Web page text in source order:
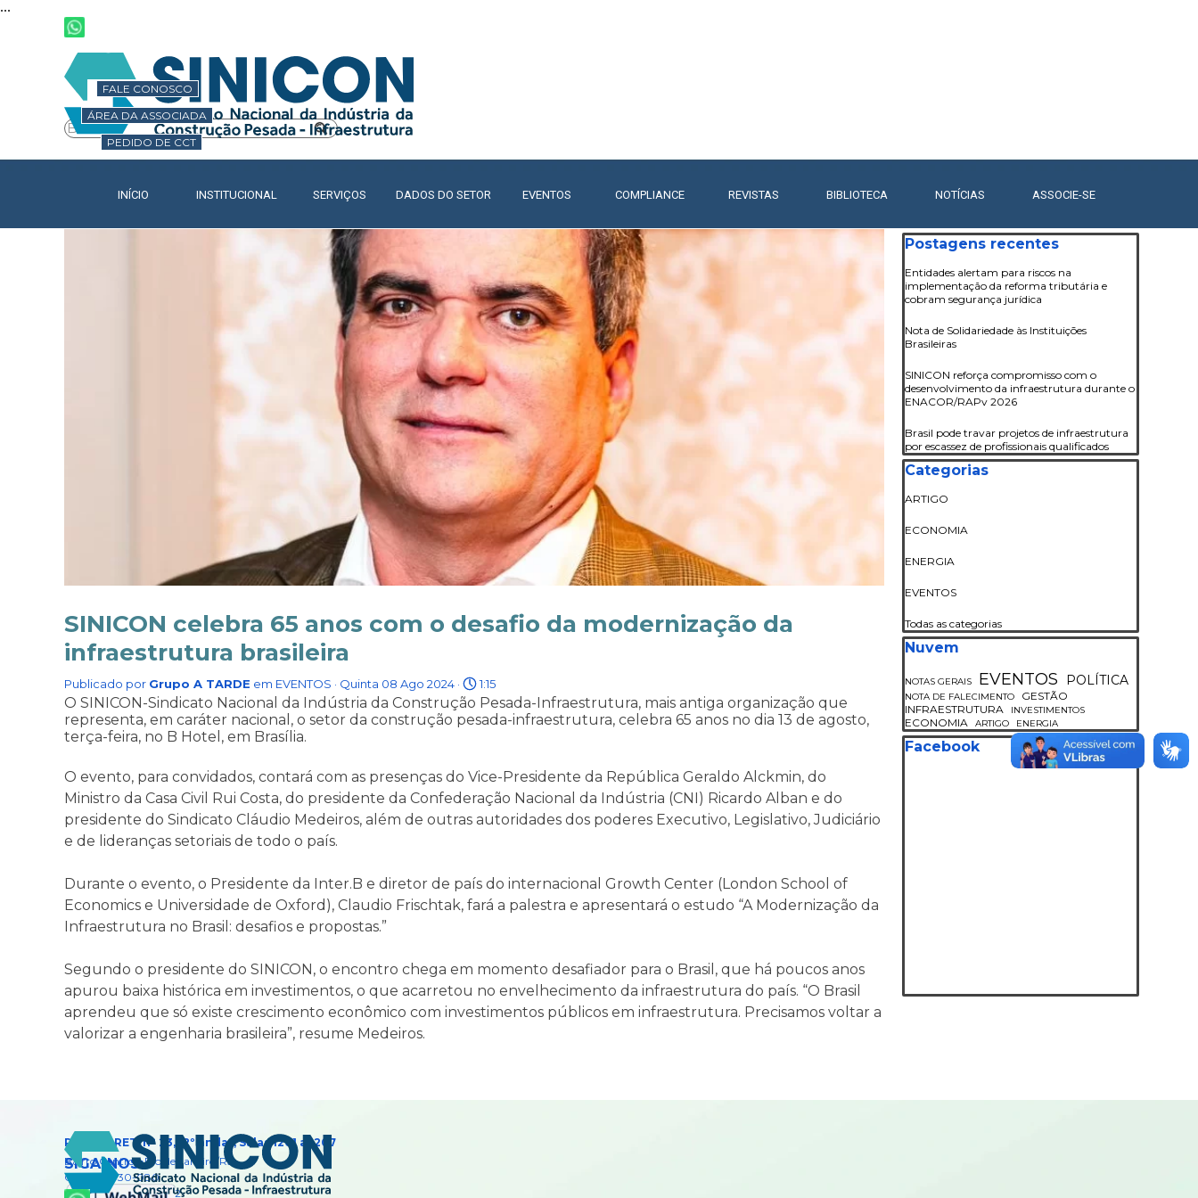
...
Ir para o conteúdo
Pular menu
INÍCIO INSTITUCIONAL ▼
SERVIÇOS ▼
DADOS DO SETOR ▼
EVENTOS ▼
COMPLIANCE ▼
REVISTAS ▼
BIBLIOTECA ▼
NOTÍCIAS ASSOCIE-SE
ÁREA DA ASSOCIADA
PEDIDO DE CCT
FALE CONOSCO
SINICON celebra 65 anos com o desafio da modernização da
infraestrutura brasileira
Publicado por Grupo A TARDE em EVENTOS · Quinta 08 Ago 2024 · 1:15
O SINICON-Sindicato Nacional da Indústria da Construção Pesada-Infraestrutura, mais antiga organização que
representa, em caráter nacional, o setor da construção pesada-infraestrutura, celebra 65 anos no dia 13 de agosto,
terça-feira, no B Hotel, em Brasília.
O evento, para convidados, contará com as presenças do Vice-Presidente da República Geraldo Alckmin, do
Ministro da Casa Civil Rui Costa, do presidente da Confederação Nacional da Indústria (CNI) Ricardo Alban e do
presidente do Sindicato Cláudio Medeiros, além de outras autoridades dos poderes Executivo, Legislativo, Judiciário
e de lideranças setoriais de todo o país.
Durante o evento, o Presidente da Inter.B e diretor de país do internacional Growth Center (London School of
Economics e Universidade de Oxford), Claudio Frischtak, fará a palestra e apresentará o estudo “A Modernização da
Infraestrutura no Brasil: desafios e propostas.”
Segundo o presidente do SINICON, o encontro chega em momento desafiador para o Brasil, que há poucos anos
apurou baixa histórica em investimentos, o que acarretou no envelhecimento da infraestrutura do país. “O Brasil
aprendeu que só existe crescimento econômico com investimentos públicos em infraestrutura. Precisamos voltar a
valorizar a engenharia brasileira”, resume Medeiros.
Pular bloco Postagens recentes
Postagens recentes
Entidades alertam para riscos na
implementação da reforma tributária e
cobram segurança jurídica
Nota de Solidariedade às Instituições
Brasileiras
SINICON reforça compromisso com o
desenvolvimento da infraestrutura durante o
ENACOR/RAPv 2026
Brasil pode travar projetos de infraestrutura
por escassez de profissionais qualificados
Pular bloco Categorias
Categorias
ARTIGO
ECONOMIA
ENERGIA
EVENTOS
Todas as categorias
Pular bloco Nuvem
Nuvem
NOTAS GERAIS EVENTOS POLÍTICA
NOTA DE FALECIMENTO
GESTÃO
INFRAESTRUTURA
INVESTIMENTOS
ECONOMIA ARTIGO ENERGIA
Pular bloco Facebook
Facebook
Rua DEBRET, nº 23, 12º andar, Salas 1201 a 1207
Bairro Centro -Rio de Janeiro/RJ
CEP: 20.030-080
Telefone: (21) 2210-1322
SIGA-NOS: